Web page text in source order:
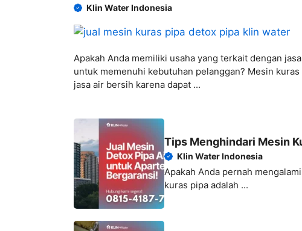
Klin Water Indonesia
Apakah Anda memiliki usaha yang terkait dengan
untuk memenuhi kebutuhan pelanggan? Mesin
jasa air bersih karena dapat ...
Tips Menghindari Mesin
Klin Water Indonesia
Apakah Anda pernah
kuras pipa adalah ...